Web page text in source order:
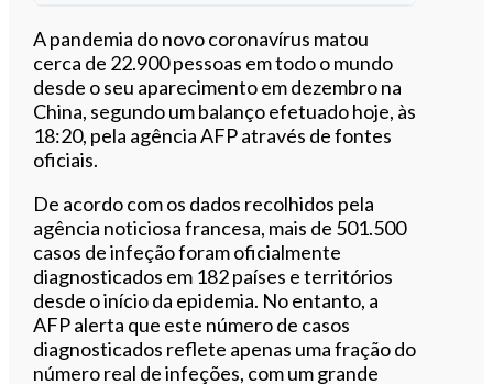
Ouvir este artigo
A pandemia do novo coronavírus matou
cerca de 22.900 pessoas em todo o mundo
desde o seu aparecimento em dezembro na
China, segundo um balanço efetuado hoje, às
18:20, pela agência AFP através de fontes
oficiais.
De acordo com os dados recolhidos pela
agência noticiosa francesa, mais de 501.500
casos de infeção foram oficialmente
diagnosticados em 182 países e territórios
desde o início da epidemia. No entanto, a
AFP alerta que este número de casos
diagnosticados reflete apenas uma fração do
número real de infeções, com um grande